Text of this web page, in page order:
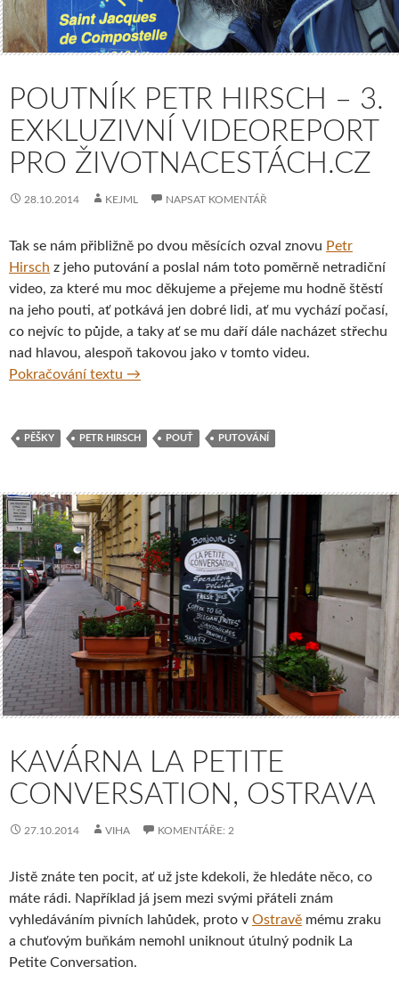
POUTNÍK PETR HIRSCH – 3.
EXKLUZIVNÍ VIDEOREPORT
PRO ŽIVOTNACESTÁCH.CZ
28.10.2014 KEJML NAPSAT KOMENTÁŘ
Tak se nám přibližně po dvou měsících ozval znovu Petr
Hirsch z jeho putování a poslal nám toto poměrně netradiční
video, za které mu moc děkujeme a přejeme mu hodně štěstí
na jeho pouti, ať potkává jen dobré lidi, ať mu vychází počasí,
co nejvíc to půjde, a taky ať se mu daří dále nacházet střechu
nad hlavou, alespoň takovou jako v tomto videu.
Pokračování textu Poutník Petr Hirsch – 3. exkluzivní
→
PĚŠKY PETR HIRSCH POUŤ PUTOVÁNÍ
KAVÁRNA LA PETITE
CONVERSATION, OSTRAVA
27.10.2014 VIHA KOMENTÁŘE: 2
Jistě znáte ten pocit, ať už jste kdekoli, že hledáte něco, co
máte rádi. Například já jsem mezi svými přáteli znám
vyhledáváním pivních lahůdek, proto v Ostravě mému zraku
a chuťovým buňkám nemohl uniknout útulný podnik La
Petite Conversation.